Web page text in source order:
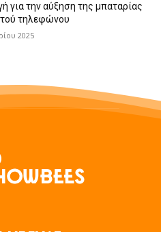
για την αύξηση της μπαταρίας
τηλεφώνου
2025